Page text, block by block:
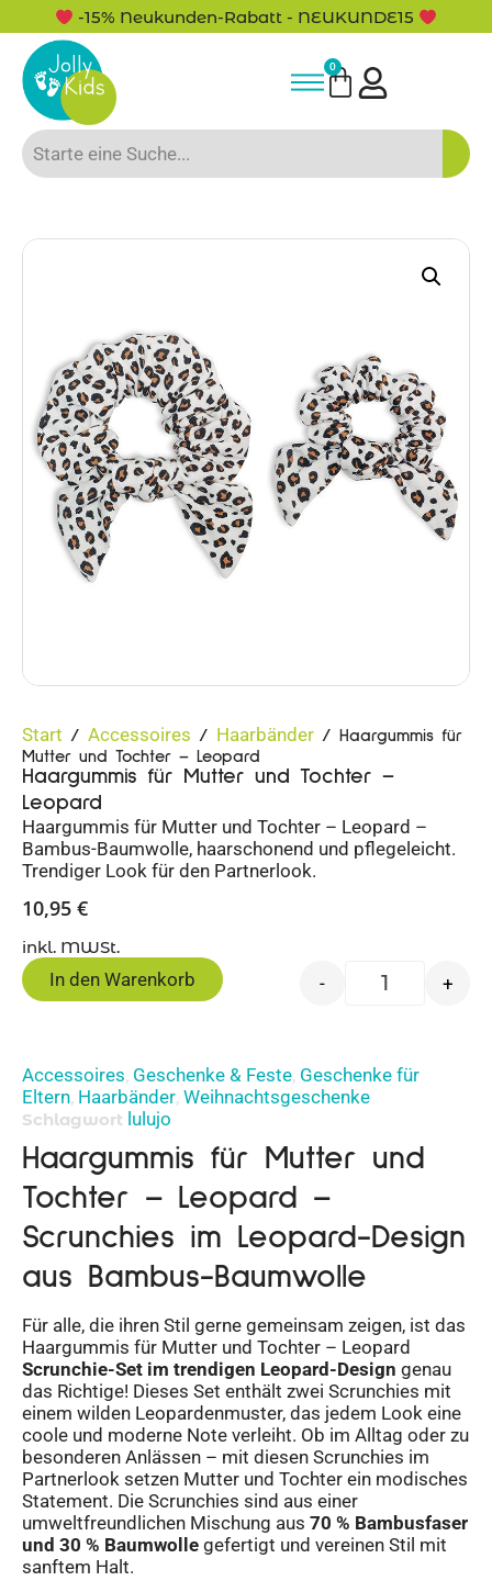
-15% Neukunden-Rabatt - NEUKUNDE15
0
Start / Accessoires / Haarbänder / Haargummis für
Mutter und Tochter – Leopard
Haargummis für Mutter und Tochter –
Leopard
Haargummis für Mutter und Tochter – Leopard –
Bambus-Baumwolle, haarschonend und pflegeleicht.
Trendiger Look für den Partnerlook.
10,95 €
inkl. MWSt.
- +
In den Warenkorb
Accessoires, Geschenke & Feste, Geschenke für
Eltern, Haarbänder, Weihnachtsgeschenke
Schlagwort lulujo
Haargummis für Mutter und
Tochter – Leopard –
Scrunchies im Leopard-Design
aus Bambus-Baumwolle
Für alle, die ihren Stil gerne gemeinsam zeigen, ist das
Haargummis für Mutter und Tochter – Leopard
Scrunchie-Set im trendigen Leopard-Design genau
das Richtige! Dieses Set enthält zwei Scrunchies mit
einem wilden Leopardenmuster, das jedem Look eine
coole und moderne Note verleiht. Ob im Alltag oder zu
besonderen Anlässen – mit diesen Scrunchies im
Partnerlook setzen Mutter und Tochter ein modisches
Statement. Die Scrunchies sind aus einer
umweltfreundlichen Mischung aus 70 % Bambusfaser
und 30 % Baumwolle gefertigt und vereinen Stil mit
sanftem Halt.